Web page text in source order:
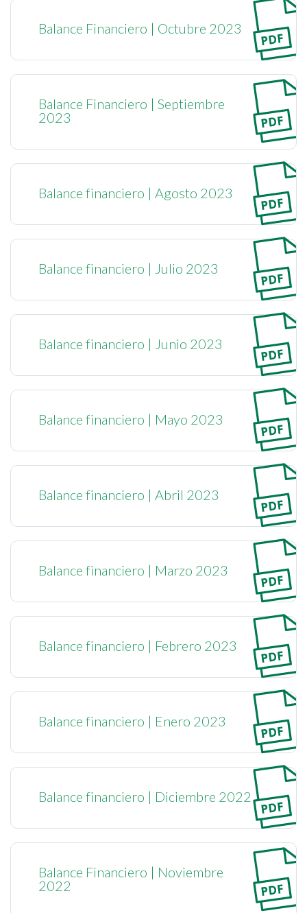
Balance Financiero | Octubre 2023
Balance Financiero | Septiembre
2023
Balance financiero | Agosto 2023
Balance financiero | Julio 2023
Balance financiero | Junio 2023
Balance financiero | Mayo 2023
Balance financiero | Abril 2023
Balance financiero | Marzo 2023
Balance financiero | Febrero 2023
Balance financiero | Enero 2023
Balance financiero | Diciembre 2022
Balance Financiero | Noviembre
2022